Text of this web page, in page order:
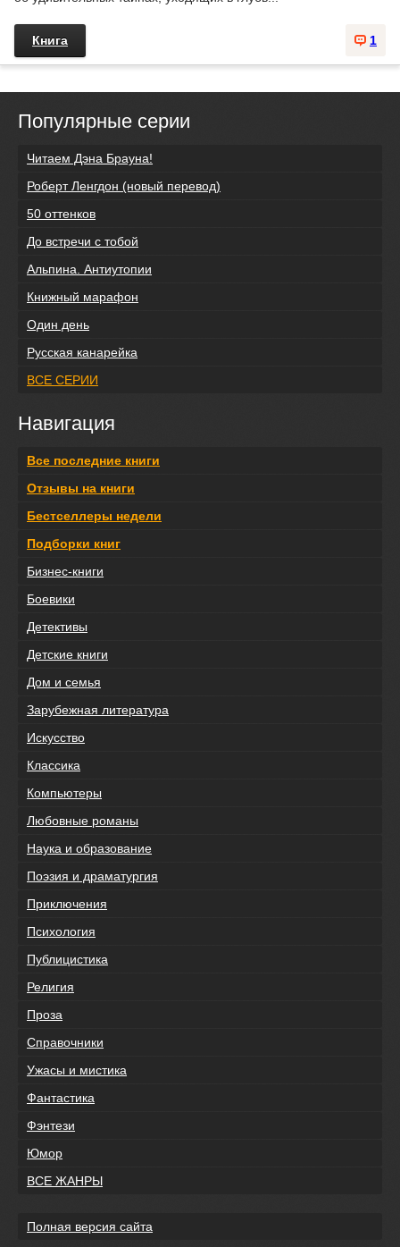
1
Книга
Популярные серии
Читаем Дэна Брауна!
Роберт Ленгдон (новый перевод)
50 оттенков
До встречи с тобой
Альпина. Антиутопии
Книжный марафон
Один день
Русская канарейка
ВСЕ СЕРИИ
Навигация
Все последние книги
Отзывы на книги
Бестселлеры недели
Подборки книг
Бизнес-книги
Боевики
Детективы
Детские книги
Дом и семья
Зарубежная литература
Искусство
Классика
Компьютеры
Любовные романы
Наука и образование
Поэзия и драматургия
Приключения
Психология
Публицистика
Религия
Проза
Справочники
Ужасы и мистика
Фантастика
Фэнтези
Юмор
ВСЕ ЖАНРЫ
Полная версия сайта